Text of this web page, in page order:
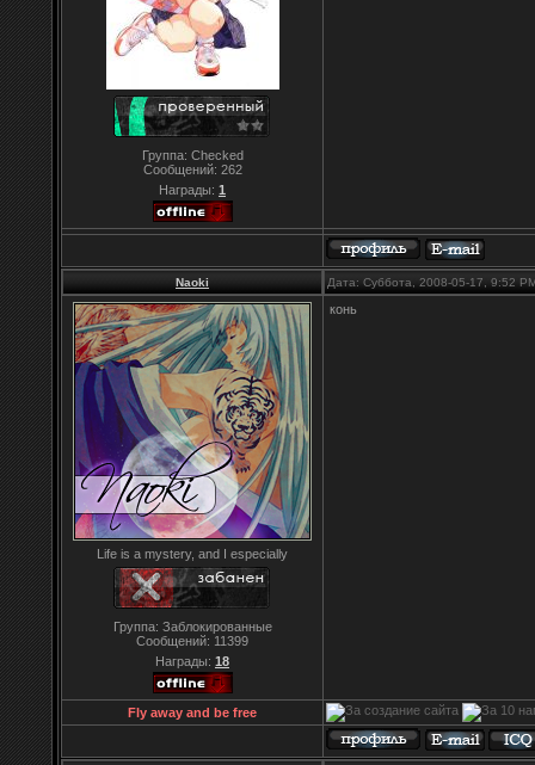
Группа: Checked
Сообщений: 262
Награды: 1
Naoki Дата: Суббота, 2008-05-17, 9:52
Life is a mystery, and I especially
Группа: Заблокированные
Сообщений: 11399
Награды: 18
конь
Fly away and be free